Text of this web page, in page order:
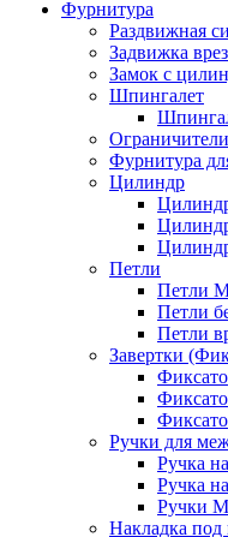
Фурнитура
Раздвижная
Задвижка
Замок с
Шпингалет
Фурнитура
Цилиндр
Петли
Петли
Петли
Петли
Завертки
Ручки для
Ручка
Ручка
Ручки
Накладка